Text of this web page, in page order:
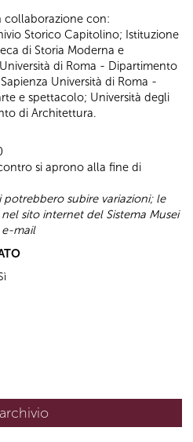
collaborazione con:
Storico Capitolino; Istituzione
di Storia Moderna e
di Roma - Dipartimento
Università di Roma -
e spettacolo; Università degli
di Architettura.
si aprono alla fine di
subire variazioni; le
sito internet del Sistema Musei
e-mail